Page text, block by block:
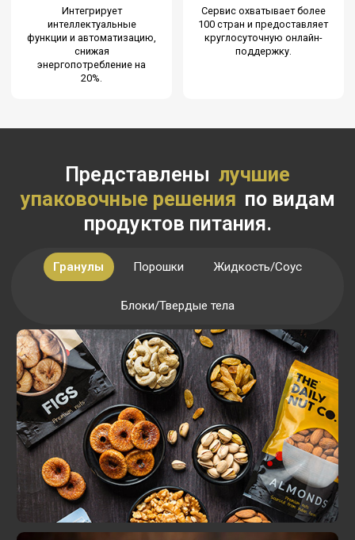
Интегрирует
интеллектуальные
функции и автоматизацию,
снижая
энергопотребление на
20%.
Сервис охватывает более
100 стран и предоставляет
круглосуточную онлайн-
поддержку.
Представлены лучшие
упаковочные решения по видам
продуктов питания.
Гранулы Порошки Жидкость/Соус
Блоки/Твердые тела